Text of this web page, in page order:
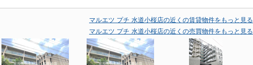
マルエツ プチ 水道小桜店の近くの賃貸物件をもっと見る
マルエツ プチ 水道小桜店の近くの売買物件をもっと見る